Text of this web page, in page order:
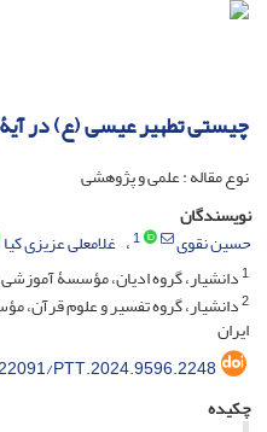
چیستی تطهیر عیسی (ع) در آیۀ ۵۵ آل‌عمران
نوع مقاله : علمی و پژوهشی
نویسندگان
حسین نقوی
1 غلامعلی عزیزی کیا
1دانشیار، گروه ادیان، مؤسسۀ
2دانشیار، گروه تفسیر و علوم قرآن،
ایران
PTT.2024.9596.2248
چکیده